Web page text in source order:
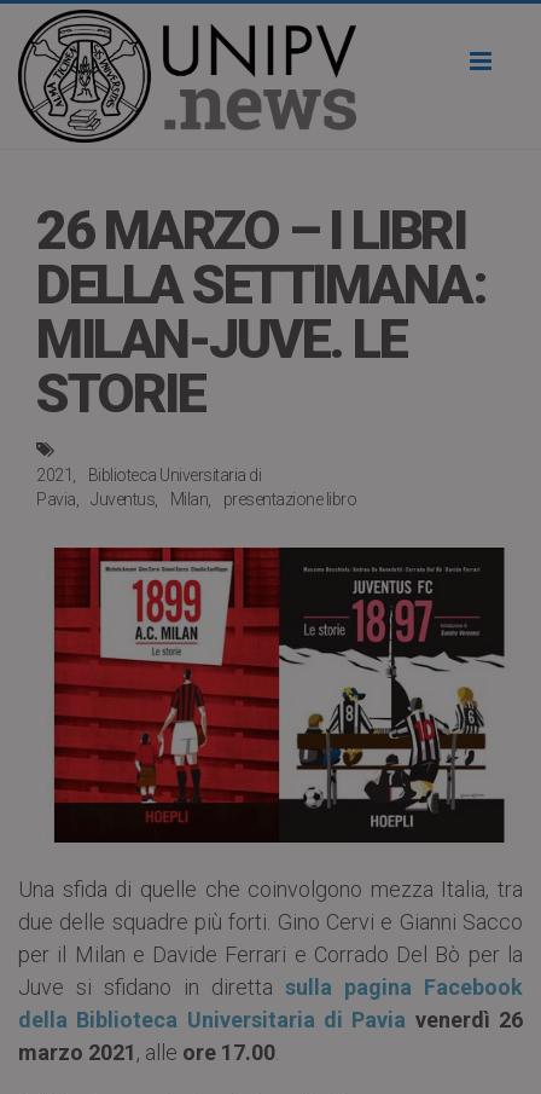
26 MARZO – I LIBRI
DELLA SETTIMANA:
MILAN-JUVE. LE
STORIE
2021
Biblioteca Universitaria di
Pavia
Juventus Milan presentazione libro
Una sfida di quelle che coinvolgono mezza Italia, tra
due delle squadre più forti. Gino Cervi e Gianni Sacco
per il Milan e Davide Ferrari e Corrado Del Bò per la
Juve si sfidano in diretta sulla pagina Facebook
della Biblioteca Universitaria di Pavia venerdì 26
marzo 2021, alle ore 17.00